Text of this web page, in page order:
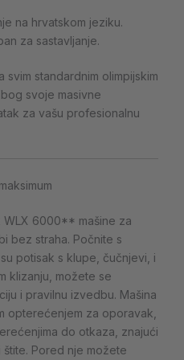
na hrvatskom jeziku.
za sastavljanje.
standardnim olimpijskim
svoje masivne
za vašu profesionalnu
6000** mašine za
bez straha. Počnite s
potisak s klupe, čučnjevi, i
klizanju, možete se
i pravilnu izvedbu. Mašina
opterećenjem za oporavak,
do otkaza, znajući
štite. Pored nje možete